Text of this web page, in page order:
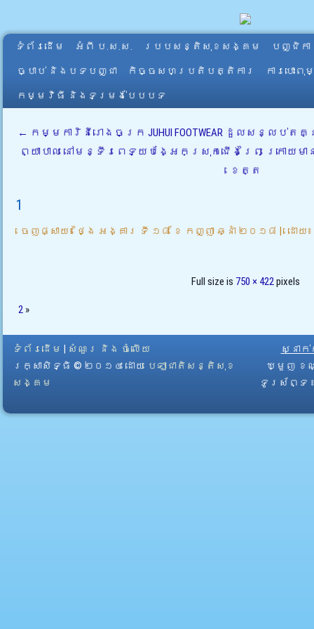
ទំព័រដើម អំពី​ ប.ស.ស. របបសន្តិសុខសង្គម បញ្ជិកា
ច្បាប់ និងបទបញ្ជា កិច្ចសហប្រតិបត្តិការ ការបោះ
កម្មវិធី និងទម្រង់បែបបទ
← កម្មការិនីរោងចក្រ JUHUI FOOTWEAR ដួលសន្ល
ព្យាបាល នៅមន្ទីរពេទ្យបង្អែកស្រុកជើងព្រៃ ក្រោ
ខេត្ត
1
ចេញផ្សាយ៖ ថ្ងៃ អង្គារ ទី ១៨ ខែ កញ្ញា ឆ្នាំ ២០១៨ | ដោយ៖
Full size is 750 × 422pixels
2»
ទំព័រដើម
សំណួរ និង ចំលើយ
រក្សាសិទ្ធិ © ២០១៤ ដោយ​ បេឡាជាតិសន្តិសុខ
សង្គម
ស្នាក់
ឃ្មួញ ខណ្
ទូរស័ព្ទ